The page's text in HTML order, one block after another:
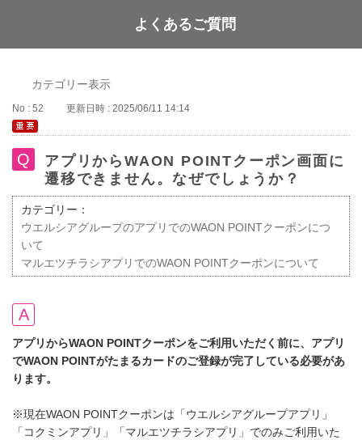
WAON POINT
よくあるご質問
カテゴリー表示
No : 52 更新日時 : 2025/06/11 14:14
アプリからWAON POINTクーポン画面に
遷移できません。なぜでしょうか？
カテゴリー：
ウエルシアグループのアプリでのWAON POINTクーポンにつ
いて
マルエツチラシアプリでのWAON POINTクーポンについて
アプリからWAON POINTクーポンをご利用いただく前に、アプリ
でWAON POINTがたまるカードのご登録が完了している必要があ
ります。
※現在WAON POINTクーポンは「ウエルシアグループアプリ」
「コクミンアプリ」「マルエツチラシアプリ」でのみご利用いた